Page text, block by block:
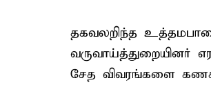
தகவலறிந்த
வருவாய்த்துறையினர்
சேத விவரங்களை